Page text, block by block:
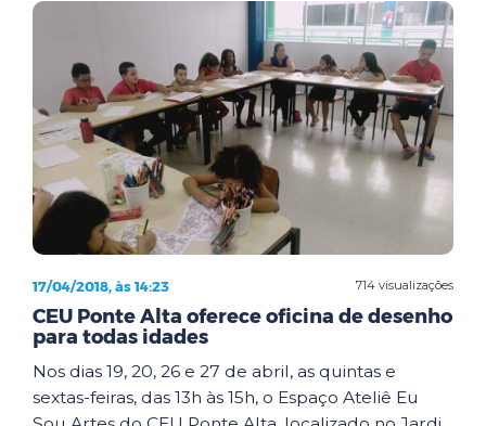
714 visualizações
17/04/2018, às 14:23
CEU Ponte Alta oferece oficina de desenho
para todas idades
Nos dias 19, 20, 26 e 27 de abril, as quintas e
sextas-feiras, das 13h às 15h, o Espaço Ateliê Eu